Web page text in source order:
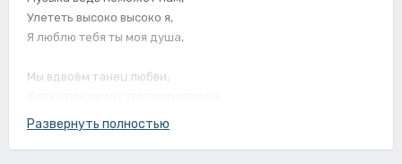
Улететь высоко высоко я,
Я люблю тебя ты моя душа,
Мы вдвоём танец любви,
Я на рожон мы здесь одни,
Развернуть полностью